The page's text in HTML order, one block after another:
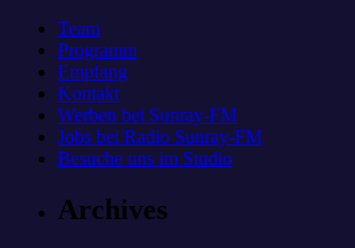
Team
Programm
Empfang
Kontakt
Werben bei Sunray-FM
Jobs bei Radio Sunray-FM
Besuche uns im Studio
Archives